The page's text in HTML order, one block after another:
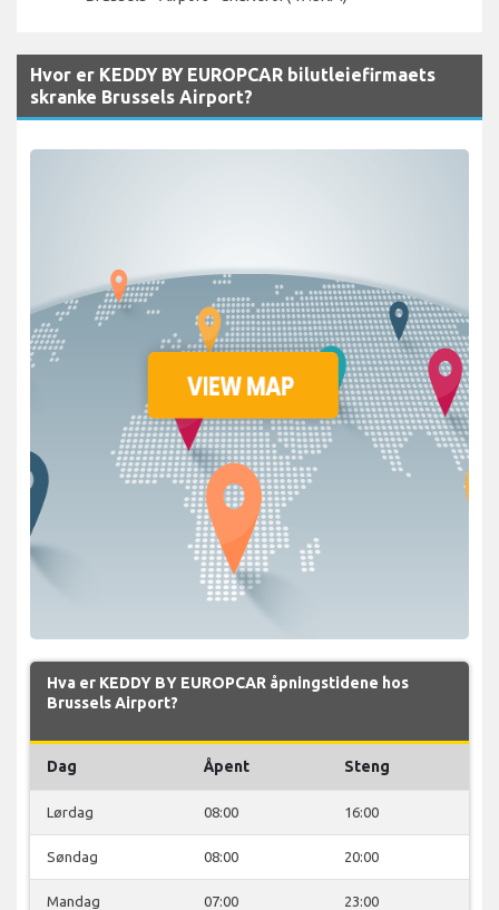
Hvor er KEDDY BY EUROPCAR bilutleiefirmaets
skranke Brussels Airport?
Hva er KEDDY BY EUROPCAR åpningstidene hos
Brussels Airport?
Dag Åpent Steng
Lørdag 08:00 16:00
Søndag 08:00 20:00
Mandag 07:00 23:00